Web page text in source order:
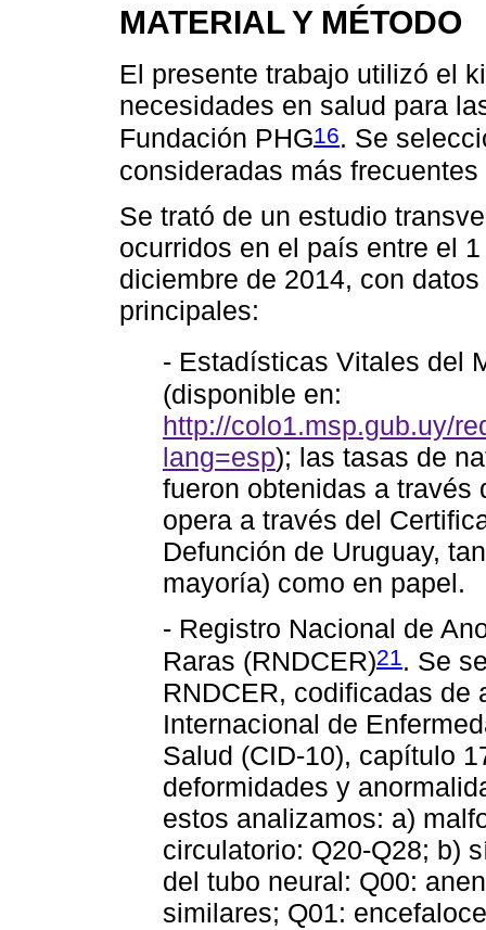
MATERIAL Y MÉTODO
El presente trabajo utilizó el
necesidades en salud para
Fundación PHG16. Se
consideradas más frecuentes
Se trató de un estudio
ocurridos en el país entre el
diciembre de 2014, con
principales:
- Estadísticas Vitales del
(disponible en:
http://colo1.msp.gub.uy/
lang=esp); las tasas de
fueron obtenidas a través
opera a través del
Defunción de Uruguay,
mayoría) como en papel.
- Registro Nacional de
Raras (RNDCER)21. Se
RNDCER, codificadas de
Internacional de
Salud (CID-10), capítulo
deformidades y
estos analizamos: a)
circulatorio: Q20-Q28; b)
del tubo neural: Q00:
similares; Q01: